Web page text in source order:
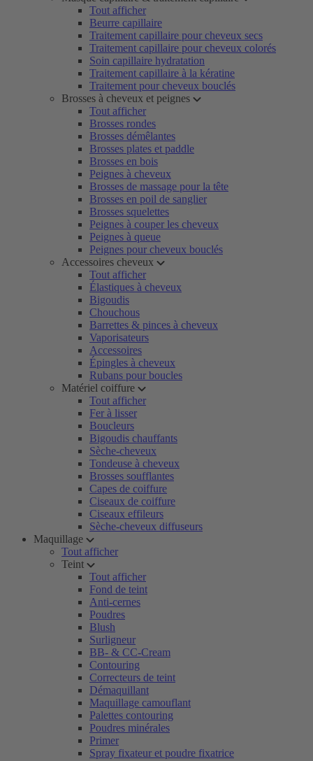
Tout afficher
Beurre capillaire
Traitement capillaire pour cheveux secs
Traitement capillaire pour cheveux colorés
Soin capillaire hydratation
Traitement capillaire à la kératine
Traitement pour cheveux bouclés
Brosses à cheveux et peignes
Tout afficher
Brosses rondes
Brosses démêlantes
Brosses plates et paddle
Brosses en bois
Peignes à cheveux
Brosses de massage pour la tête
Brosses en poil de sanglier
Brosses squelettes
Peignes à couper les cheveux
Peignes à queue
Peignes pour cheveux bouclés
Accessoires cheveux
Tout afficher
Élastiques à cheveux
Bigoudis
Chouchous
Barrettes & pinces à cheveux
Vaporisateurs
Accessoires
Épingles à cheveux
Rubans pour boucles
Matériel coiffure
Tout afficher
Fer à lisser
Boucleurs
Bigoudis chauffants
Sèche-cheveux
Tondeuse à cheveux
Brosses soufflantes
Capes de coiffure
Ciseaux de coiffure
Ciseaux effileurs
Sèche-cheveux diffuseurs
Maquillage
Tout afficher
Teint
Tout afficher
Fond de teint
Anti-cernes
Poudres
Blush
Surligneur
BB- & CC-Cream
Contouring
Correcteurs de teint
Démaquillant
Maquillage camouflant
Palettes contouring
Poudres minérales
Primer
Spray fixateur et poudre fixatrice